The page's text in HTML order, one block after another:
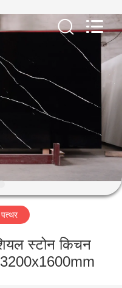
पत्थर
स्टोन किचन
3200x1600mm